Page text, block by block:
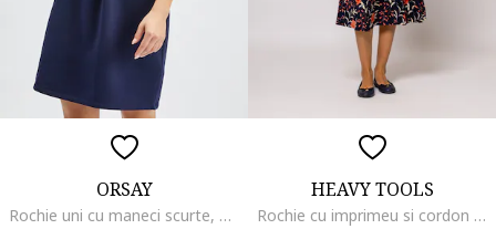
ORSAY
Rochie uni cu maneci scurte, Bleumarin
HEAVY TOOLS
Rochie cu imprimeu si cordon in talie, Alb/Coral/Bleumarin